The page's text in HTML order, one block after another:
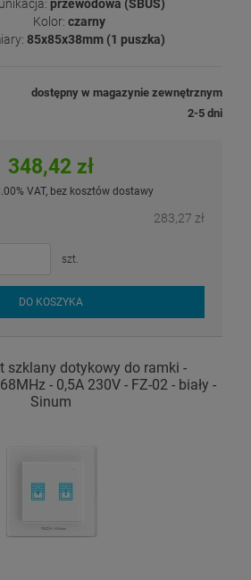
przewodowa (SBUS)
Kolor: czarny
85x85x38mm (1 puszka)
dostępny w magazynie zewnętrznym
2-5 dni
348,42 zł
VAT, bez kosztów dostawy
283,27 zł
szt.
DO KOSZYKA
szklany dotykowy do ramki -
- 0,5A 230V - FZ-02 - biały -
Sinum